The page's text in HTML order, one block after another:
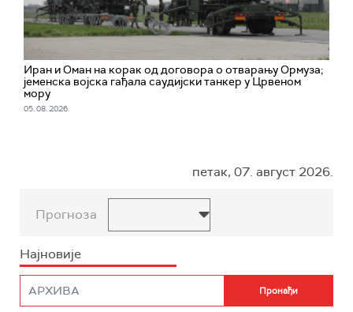
Иран и Оман на корак од договора о отварању Ормуза;
jеменска војска гађала саудијски танкер у Црвеном
мору
05. 08. 2026.
петак, 07. август 2026.
Прогноза
Најновије